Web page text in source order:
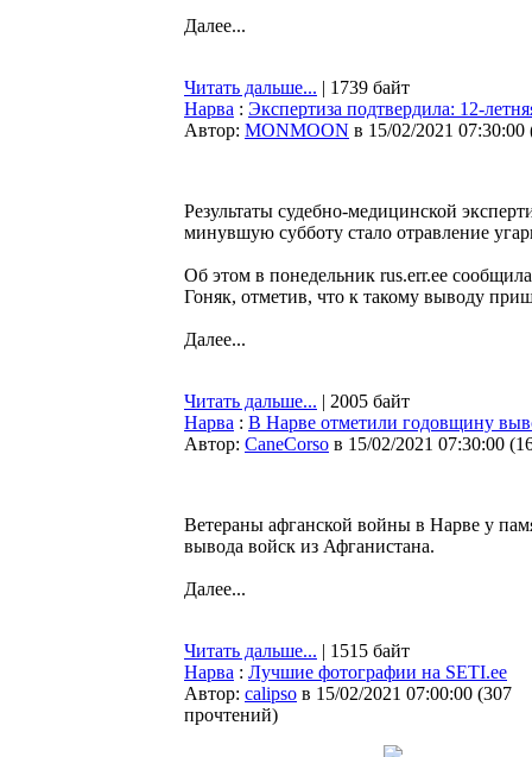
Далее...
Читать дальше... | 1739 байт
Нарва : Экспертиза подтвердила: 12-
Автор: MONMOON в 15/02/2021 07:30:00
Результаты судебно-медицинской
минувшую субботу стало отравление
Об этом в понедельник rus.err.ee
Гоняк, отметив, что к такому выводу
Далее...
Читать дальше... | 2005 байт
Нарва : В Нарве отметили годовщину
Автор: CaneCorso в 15/02/2021 07:30:00 (
Ветераны афганской войны в Нарве у
вывода войск из Афганистана.
Далее...
Читать дальше... | 1515 байт
Нарва : Лучшие фотографии на SETI.ee
Автор: calipso в 15/02/2021 07:00:00 (307
прочтений)